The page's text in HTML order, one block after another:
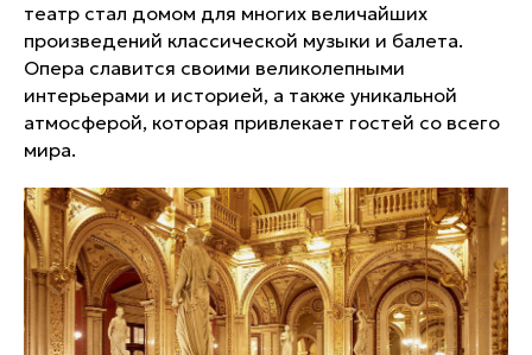
театр стал домом для многих величайших
произведений классической музыки и балета.
Опера славится своими великолепными
интерьерами и историей, а также уникальной
атмосферой, которая привлекает гостей со всего
мира.